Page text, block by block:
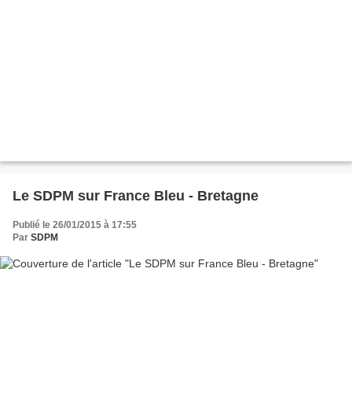
Le SDPM sur France Bleu - Bretagne
Publié le 26/01/2015 à 17:55
Par SDPM